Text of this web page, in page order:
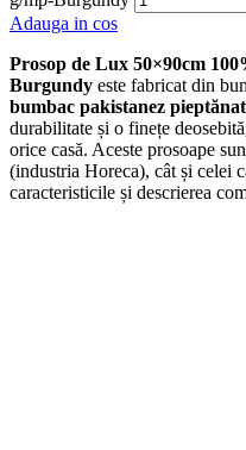
Adauga in cos
Prosop de Lux 50×90cm
Burgundy este fabricat din
bumbac pakistanez pieptănat
durabilitate și o finețe
orice casă. Aceste prosoape
(industria Horeca), cât și celei
caracteristicile și descrierea